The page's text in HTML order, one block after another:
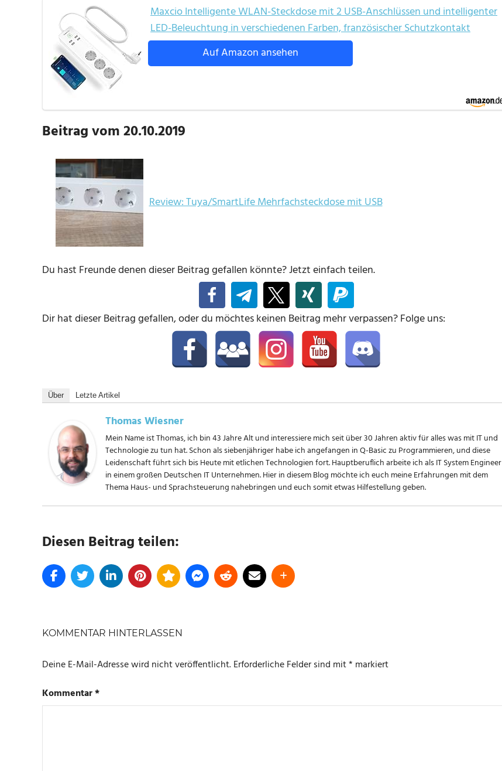
Maxcio Intelligente WLAN-Steckdose mit 2 USB-Anschlüssen und intelligenter
LED-Beleuchtung in verschiedenen Farben, französischer Schutzkontakt
Auf Amazon ansehen
Beitrag vom 20.10.2019
Review: Tuya/SmartLife Mehrfachsteckdose mit USB
Du hast Freunde denen dieser Beitrag gefallen könnte? Jetzt einfach teilen.
Dir hat dieser Beitrag gefallen, oder du möchtes keinen Beitrag mehr verpassen? Folge uns:
Über Letzte Artikel
Thomas Wiesner
Mein Name ist Thomas, ich bin 43 Jahre Alt und interessiere mich seit über 30 Jahren aktiv für alles was mit IT und
Technologie zu tun hat. Schon als siebenjähriger habe ich angefangen in Q-Basic zu Programmieren, und diese
Leidenschaft führt sich bis Heute mit etlichen Technologien fort. Hauptberuflich arbeite ich als IT System Engineer
in einem großen Deutschen IT Unternehmen. Hier in diesem Blog möchte ich euch meine Erfahrungen mit dem
Thema Haus- und Sprachsteuerung nahebringen und euch somit etwas Hilfestellung geben.
Diesen Beitrag teilen:
KOMMENTAR HINTERLASSEN
Deine E-Mail-Adresse wird nicht veröffentlicht.Erforderliche Felder sind mit* markiert
Kommentar*